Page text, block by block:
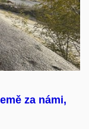
za námi,